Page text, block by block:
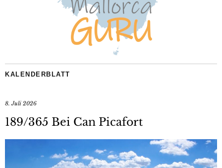
KALENDERBLATT
8. Juli 2026
189/365 Bei Can Picafort